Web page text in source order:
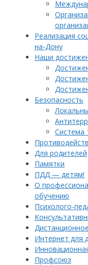
Реализация
на-Дону
Наши
Безопасность
Система
Для родителей
Памятки
ПДД — детям!
О
обучению
Психолого-
Интернет для
Профсоюз